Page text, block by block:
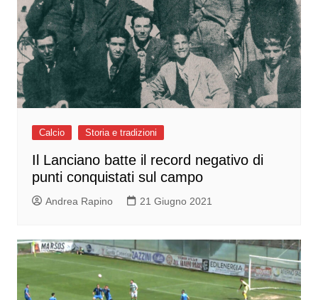
Calcio Storia e tradizioni
Il Lanciano batte il record negativo di
punti conquistati sul campo
Andrea Rapino 21 Giugno 2021